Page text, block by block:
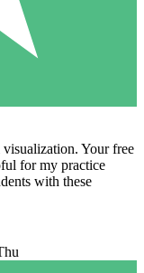
Your free
for my practice
with these